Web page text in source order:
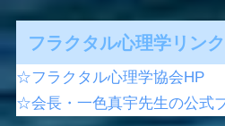
フラクタル心理学リンク
☆フラクタル心理学協会HP
☆会長・一色真宇先生の公式